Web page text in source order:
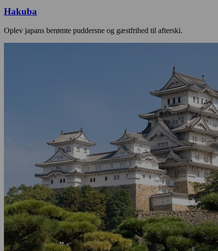
Hakuba
Oplev japans berømte puddersne og gæstfrihed til afterski.